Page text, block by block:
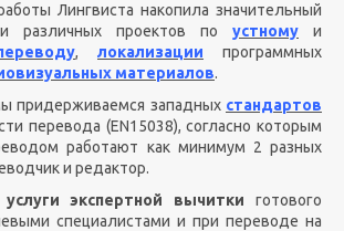
Лингвиста накопила значительный
различных проектов по устному и
, локализации программных
материалов.
придерживаемся западных стандартов
перевода (EN15038), согласно которым
работают как минимум 2 разных
и редактор.
услуги экспертной вычитки готового
специалистами и при переводе на